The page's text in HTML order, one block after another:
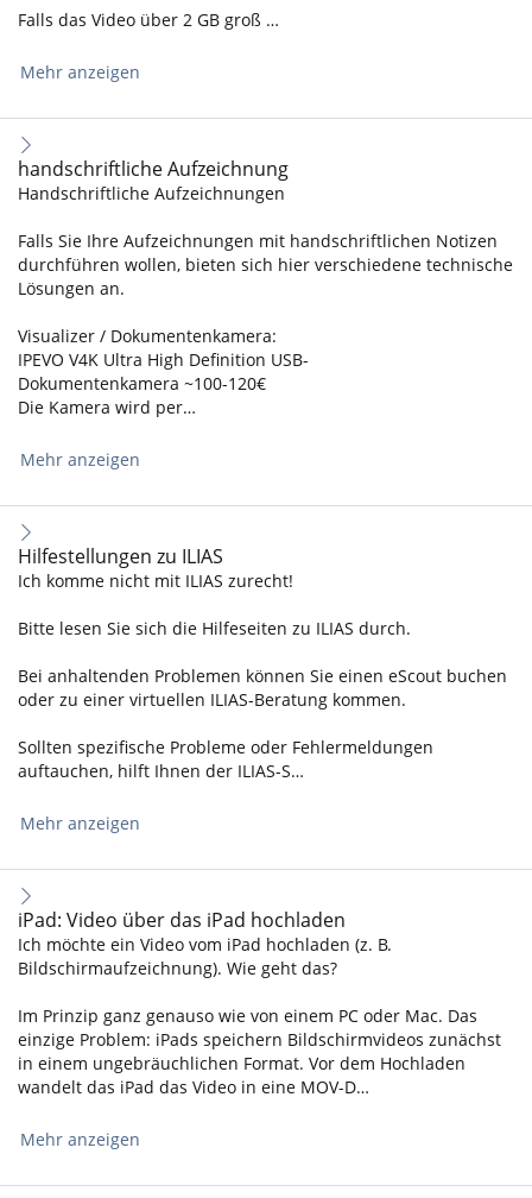
Falls das Video über 2 GB groß …
Mehr anzeigen
handschriftliche Aufzeichnung
Handschriftliche Aufzeichnungen
Falls Sie Ihre Aufzeichnungen mit handschriftlichen Notizen
durchführen wollen, bieten sich hier verschiedene technische
Lösungen an.
Visualizer / Dokumentenkamera:
IPEVO V4K Ultra High Definition USB-
Dokumentenkamera ~100-120€
Die Kamera wird per…
Mehr anzeigen
Hilfestellungen zu ILIAS
Ich komme nicht mit ILIAS zurecht!
Bitte lesen Sie sich die Hilfeseiten zu ILIAS durch.
Bei anhaltenden Problemen können Sie einen eScout buchen
oder zu einer virtuellen ILIAS-Beratung kommen.
Sollten spezifische Probleme oder Fehlermeldungen
auftauchen, hilft Ihnen der ILIAS-S…
Mehr anzeigen
iPad: Video über das iPad hochladen
Ich möchte ein Video vom iPad hochladen (z. B.
Bildschirmaufzeichnung). Wie geht das?
Im Prinzip ganz genauso wie von einem PC oder Mac. Das
einzige Problem: iPads speichern Bildschirmvideos zunächst
in einem ungebräuchlichen Format. Vor dem Hochladen
wandelt das iPad das Video in eine MOV-D…
Mehr anzeigen